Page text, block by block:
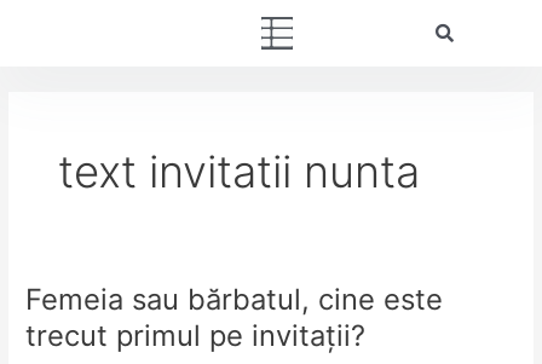
Menu
text invitatii nunta
Femeia sau bărbatul, cine este
trecut primul pe invitații?
Femeia
bărbatul,